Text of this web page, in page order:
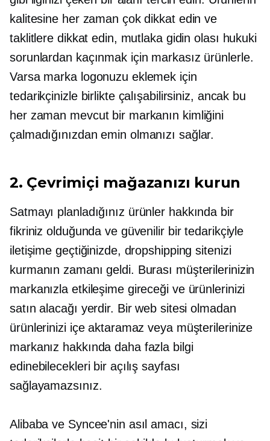
kalitesine her zaman çok dikkat edin ve
taklitlere dikkat edin, mutlaka gidin olası hukuki
sorunlardan kaçınmak için markasız ürünlerle.
Varsa marka logonuzu eklemek için
tedarikçinizle birlikte çalışabilirsiniz, ancak bu
her zaman mevcut bir markanın kimliğini
çalmadığınızdan emin olmanızı sağlar.
2. Çevrimiçi mağazanızı kurun
Satmayı planladığınız ürünler hakkında bir
fikriniz olduğunda ve güvenilir bir tedarikçiyle
iletişime geçtiğinizde, dropshipping sitenizi
kurmanın zamanı geldi. Burası müşterilerinizin
markanızla etkileşime gireceği ve ürünlerinizi
satın alacağı yerdir. Bir web sitesi olmadan
ürünlerinizi içe aktaramaz veya müşterilerinize
markanız hakkında daha fazla bilgi
edinebilecekleri bir açılış sayfası
sağlayamazsınız.
Alibaba ve Syncee'nin asıl amacı, sizi